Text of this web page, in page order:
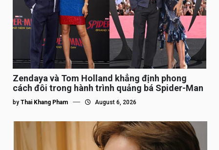
Zendaya và Tom Holland khẳng định phong
cách đôi trong hành trình quảng bá Spider-Man
by Thai Khang Pham August 6, 2026